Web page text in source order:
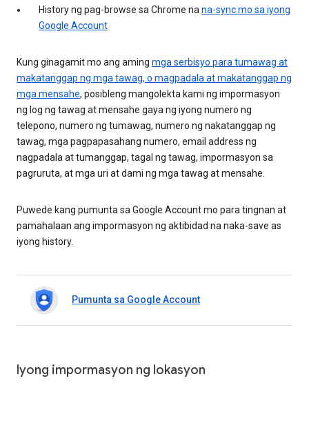
History ng pag-browse sa Chrome nana-sync mo sa iyong
Google Account
Kung ginagamit mo ang aming mga serbisyo para tumawag at
makatanggap ng mga tawag, o magpadala at makatanggap ng
mga mensahe, posibleng mangolekta kami ng impormasyon
ng log ng tawag at mensahe gaya ng iyong numero ng
telepono, numero ng tumawag, numero ng nakatanggap ng
tawag, mga pagpapasahang numero, email address ng
nagpadala at tumanggap, tagal ng tawag, impormasyon sa
pagruruta, at mga uri at dami ng mga tawag at mensahe.
Puwede kang pumunta sa Google Account mo para tingnan at
pamahalaan ang impormasyon ng aktibidad na naka-save as
iyong history.
Pumunta sa Google Account
Iyong impormasyon ng lokasyon